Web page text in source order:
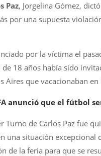
Paz, Jorgelina Gómez,
por una supuesta
por la víctima el
18 años había sido
Aires que vacacionaban en
anunció que el fútbol
Turno de Carlos Paz fue
una situación
de la feria para que se